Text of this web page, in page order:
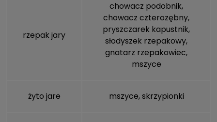
rzepak jary
chowacz podobnik,
chowacz czterozębny,
pryszczarek kapustnik,
słodyszek rzepakowy,
gnatarz rzepakowiec,
mszyce
żyto jare mszyce,skrzypionki